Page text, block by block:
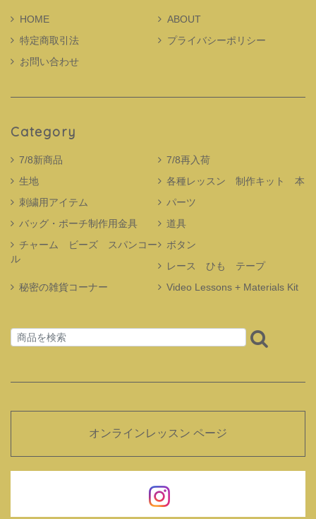
HOME
ABOUT
特定商取引法
プライバシーポリシー
お問い合わせ
Category
7/8新商品
7/8再入荷
生地
各種レッスン 制作キット 本
刺繍用アイテム
パーツ
バッグ・ポーチ制作用金具
道具
チャーム ビーズ スパンコー
ル
ボタン
レース ひも テープ
秘密の雑貨コーナー
Video Lessons + Materials Kit
オンラインレッスン ページ